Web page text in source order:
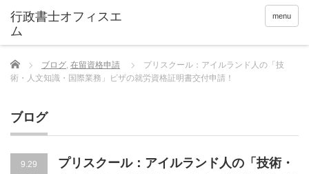
menu
Home ブログ, 在留資格申請
プリスクール：アイルランド人の「技
術・人文知識・国際業務」ビザの就労資格証明書交付申請！
ブログ
9.29
プリスクール：アイルランド人の「技術・